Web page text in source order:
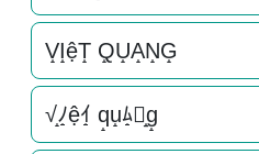
V̝I̝ệT̝ Q̝U̝A̝N̝G̝
√̝ﾉ̝ệｲ̝ q̝u̝ﾑ̝刀̝g̝